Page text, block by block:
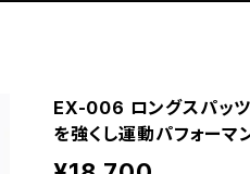
EX-006 ロングスパッ
を強くし運動パフォー